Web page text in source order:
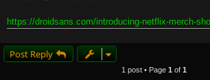
https://droidsans.com/introducing-netflix-merch-
Post Reply
1 post • Page 1 of 1